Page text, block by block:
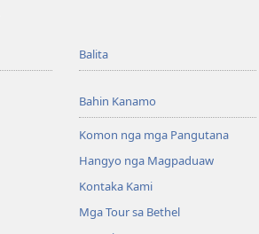
Balita
Bahin Kanamo
Komon nga mga Pangutana
Hangyo nga Magpaduaw
Kontaka Kami
Mga Tour sa Bethel